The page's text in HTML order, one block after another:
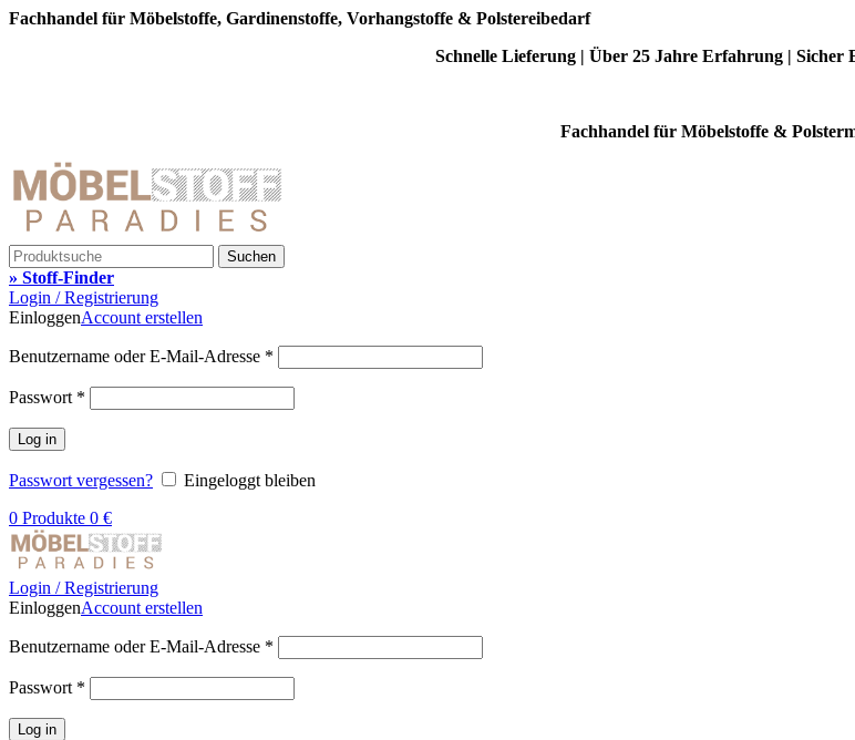
Fachhandel für Möbelstoffe, Gardinenstoffe, Vorhangstoffe & Polstereibedarf
Schnelle Lieferung | Über 25 Jahre Erfahrung | Sicher
Fachhandel für Möbelstoffe &
Suchen
» Stoff-Finder
Login / Registrierung
EinloggenAccount erstellen
Benutzername oder E-Mail-Adresse *
Passwort *
Log in
Passwort vergessen?
Eingeloggt bleiben
0 Produkte 0 €
Login / Registrierung
EinloggenAccount erstellen
Benutzername oder E-Mail-Adresse *
Passwort *
Log in